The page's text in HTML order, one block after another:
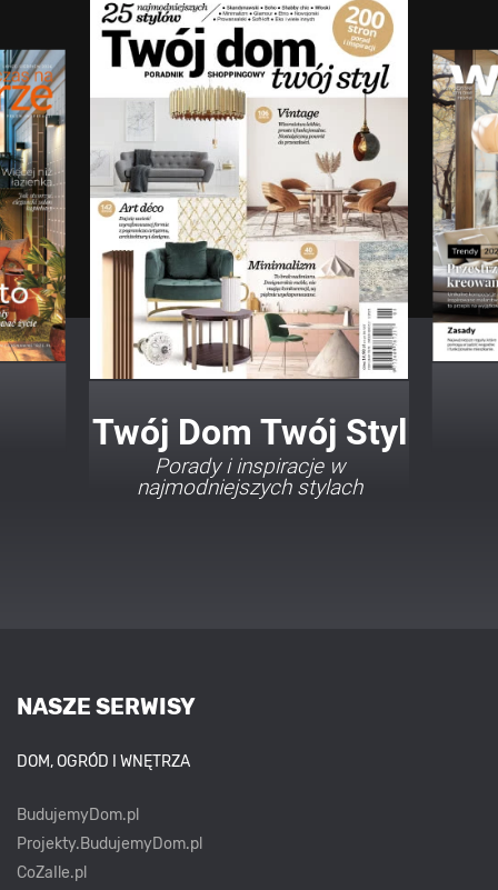
Twój Dom Twój Styl
Porady i inspiracje w
najmodniejszych stylach
NASZE SERWISY
DOM, OGRÓD I WNĘTRZA
BudujemyDom.pl
Projekty.BudujemyDom.pl
CoZaIle.pl